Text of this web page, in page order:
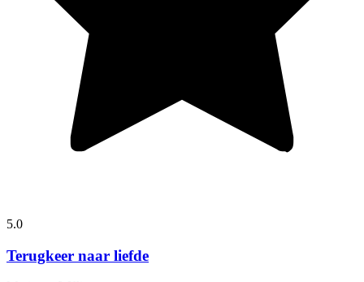
5.0
Terugkeer naar liefde